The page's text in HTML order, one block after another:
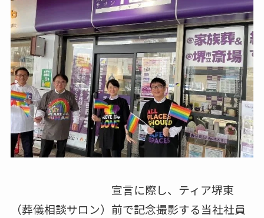
宣言に際し、ティア堺東
（葬儀相談サロン）前で記念撮影する当社社員